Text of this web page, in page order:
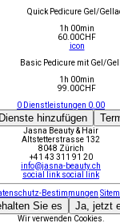
Quick Pedicure Gel/
1h 00min
60.00CHF
icon
Basic Pedicure mit Gel/
1h 00min
99.00CHF
0 Dienstleistungen 0.00
hinzufügen
Jasna Beauty & Hair
Altstetterstrasse 132
8048 Zürich
+41 43 311 91 20
info@jasna-beauty.ch
social link social link
Bestimmungen
Sie es Ja, jetzt
Wir verwenden Cookies.